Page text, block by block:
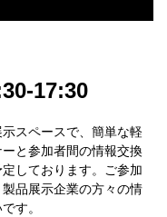
17:30
スペースで、簡単な軽
と参加者間の情報交換
しております。ご参加
品展示企業の方々の情
す。